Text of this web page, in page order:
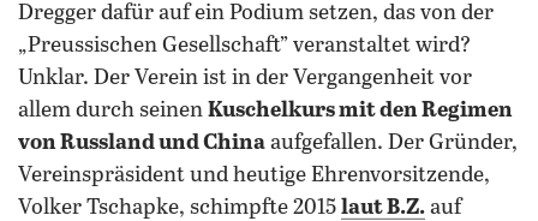
Dregger dafür auf ein Podium setzen, das von der
„Preussischen Gesellschaft” veranstaltet wird?
Unklar. Der Verein ist in der Vergangenheit vor
allem durch seinen Kuschelkurs mit den Regimen
von Russland und China aufgefallen. Der Gründer,
Vereinspräsident und heutige Ehrenvorsitzende,
Volker Tschapke, schimpfte 2015 laut B.Z. auf